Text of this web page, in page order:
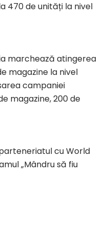
470 de unități la nivel
marchează atingerea
magazine la nivel
campaniei
magazine, 200 de
cu World
„Mândru să fiu